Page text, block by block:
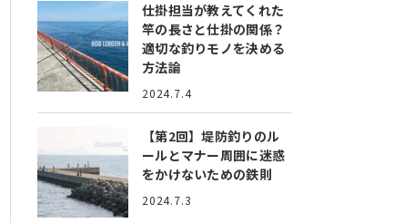
仕掛担当が教えてくれた
竿の長さと仕掛の関係？
適切な釣りモノを決める
方法論
2024.7.4
【第2回】堤防釣りのル
ールとマナー周囲に迷惑
をかけないための鉄則
2024.7.3